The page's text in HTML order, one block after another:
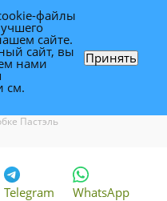
Пастэль
Telegram WhatsApp
файлы
сайте.
сайт, вы
нами
см.
Принять